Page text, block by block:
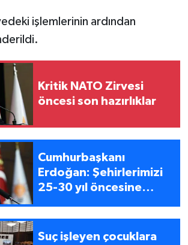
işlemlerinin ardından
Kritik NATO Zirvesi
öncesi son hazırlıklar
Cumhurbaşkanı
Erdoğan: Şehirlerimizi
25-30 yıl öncesine
Suç işleyen çocuklara